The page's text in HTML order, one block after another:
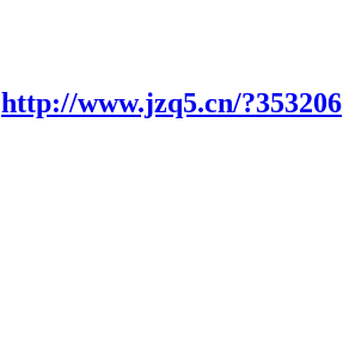
http://www.jzq5.cn/?353206